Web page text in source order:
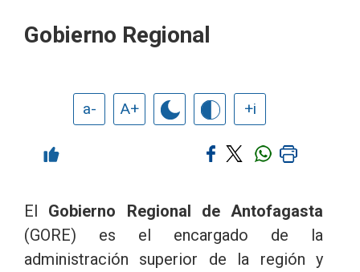
Gobierno Regional
a- A+ +i
El Gobierno Regional de Antofagasta
(GORE) es el encargado de la
administración superior de la región y